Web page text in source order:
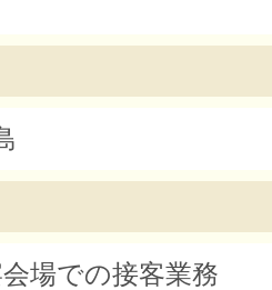
会場での接客業務